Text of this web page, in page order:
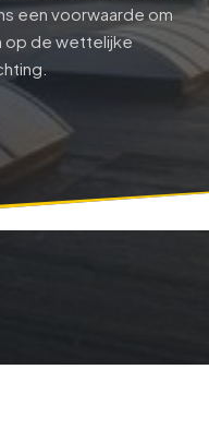
een voorwaarde om
op de wettelijke